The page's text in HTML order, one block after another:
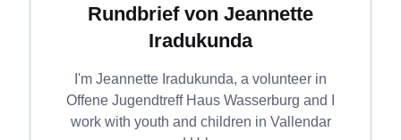
Rundbrief von Jeannette
Iradukunda
I'm Jeannette Iradukunda, a volunteer in
Offene Jugendtreff Haus Wasserburg and I
work with youth and children in Vallendar